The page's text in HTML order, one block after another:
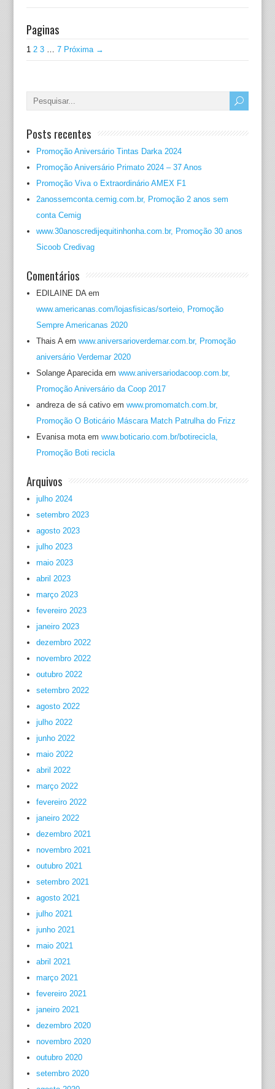
Paginas
1 2 3 … 7 Próxima →
Posts recentes
Promoção Aniversário Tintas Darka 2024
Promoção Aniversário Primato 2024 – 37 Anos
Promoção Viva o Extraordinário AMEX F1
2anossemconta.cemig.com.br, Promoção 2 anos sem
conta Cemig
www.30anoscredijequitinhonha.com.br, Promoção 30 anos
Sicoob Credivag
Comentários
EDILAINE DAem
www.americanas.com/lojasfisicas/sorteio, Promoção
Sempre Americanas 2020
Thais Aem www.aniversarioverdemar.com.br, Promoção
aniversário Verdemar 2020
Solange Aparecidaem www.aniversariodacoop.com.br,
Promoção Aniversário da Coop 2017
andreza de sá cativoem www.promomatch.com.br,
Promoção O Boticário Máscara Match Patrulha do Frizz
Evanisa motaem www.boticario.com.br/botirecicla,
Promoção Boti recicla
Arquivos
julho 2024
setembro 2023
agosto 2023
julho 2023
maio 2023
abril 2023
março 2023
fevereiro 2023
janeiro 2023
dezembro 2022
novembro 2022
outubro 2022
setembro 2022
agosto 2022
julho 2022
junho 2022
maio 2022
abril 2022
março 2022
fevereiro 2022
janeiro 2022
dezembro 2021
novembro 2021
outubro 2021
setembro 2021
agosto 2021
julho 2021
junho 2021
maio 2021
abril 2021
março 2021
fevereiro 2021
janeiro 2021
dezembro 2020
novembro 2020
outubro 2020
setembro 2020